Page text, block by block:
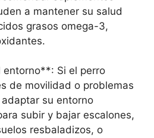
a mantener su salud
grasos omega-3,
Si el perro
de movilidad o problemas
su entorno
subir y bajar escalones,
resbaladizos, o